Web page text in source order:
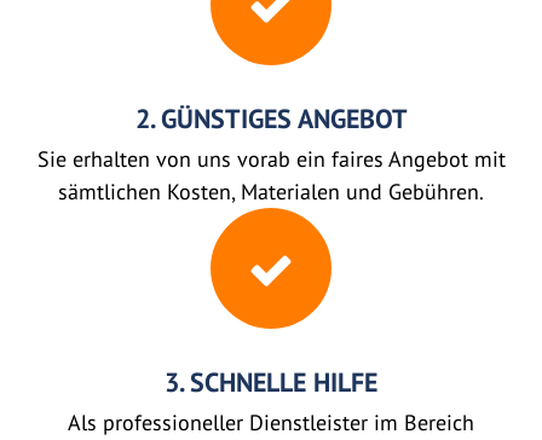
2. GÜNSTIGES ANGEBOT
Sie erhalten von uns vorab ein faires Angebot mit
sämtlichen Kosten, Materialen und Gebühren.
3. SCHNELLE HILFE
Als professioneller Dienstleister im Bereich